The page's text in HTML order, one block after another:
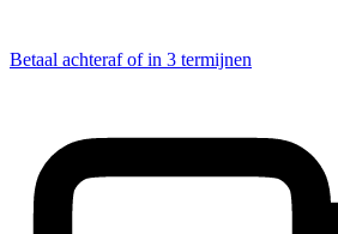
Betaal achteraf of in 3 termijnen